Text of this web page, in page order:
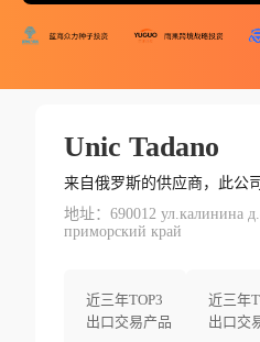
Unic Tadano
来自俄罗斯的供应商，此公
地址：690012 ул.калинина
приморский край
近三年TOP3
出口交易产品
近三年
出口交